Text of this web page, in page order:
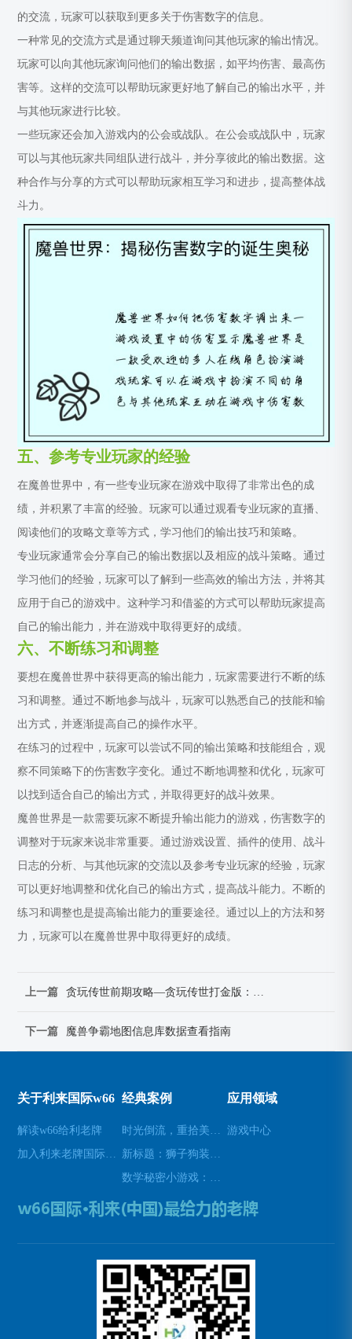
的交流，玩家可以获取到更多关于伤害数字的信息。
一种常见的交流方式是通过聊天频道询问其他玩家的输出情况。
玩家可以向其他玩家询问他们的输出数据，如平均伤害、最高伤
害等。这样的交流可以帮助玩家更好地了解自己的输出水平，并
与其他玩家进行比较。
一些玩家还会加入游戏内的公会或战队。在公会或战队中，玩家
可以与其他玩家共同组队进行战斗，并分享彼此的输出数据。这
种合作与分享的方式可以帮助玩家相互学习和进步，提高整体战
斗力。
五、参考专业玩家的经验
在魔兽世界中，有一些专业玩家在游戏中取得了非常出色的成
绩，并积累了丰富的经验。玩家可以通过观看专业玩家的直播、
阅读他们的攻略文章等方式，学习他们的输出技巧和策略。
专业玩家通常会分享自己的输出数据以及相应的战斗策略。通过
学习他们的经验，玩家可以了解到一些高效的输出方法，并将其
应用于自己的游戏中。这种学习和借鉴的方式可以帮助玩家提高
自己的输出能力，并在游戏中取得更好的成绩。
六、不断练习和调整
要想在魔兽世界中获得更高的输出能力，玩家需要进行不断的练
习和调整。通过不断地参与战斗，玩家可以熟悉自己的技能和输
出方式，并逐渐提高自己的操作水平。
在练习的过程中，玩家可以尝试不同的输出策略和技能组合，观
察不同策略下的伤害数字变化。通过不断地调整和优化，玩家可
以找到适合自己的输出方式，并取得更好的战斗效果。
魔兽世界是一款需要玩家不断提升输出能力的游戏，伤害数字的
调整对于玩家来说非常重要。通过游戏设置、插件的使用、战斗
日志的分析、与其他玩家的交流以及参考专业玩家的经验，玩家
可以更好地调整和优化自己的输出方式，提高战斗能力。不断的
练习和调整也是提高输出能力的重要途径。通过以上的方法和努
力，玩家可以在魔兽世界中取得更好的成绩。
上一篇
下一篇 魔兽争霸地图信息库数据查看指南
关于利来国际w66
解读w66给利老牌
经典案例 应用领域
游戏中心